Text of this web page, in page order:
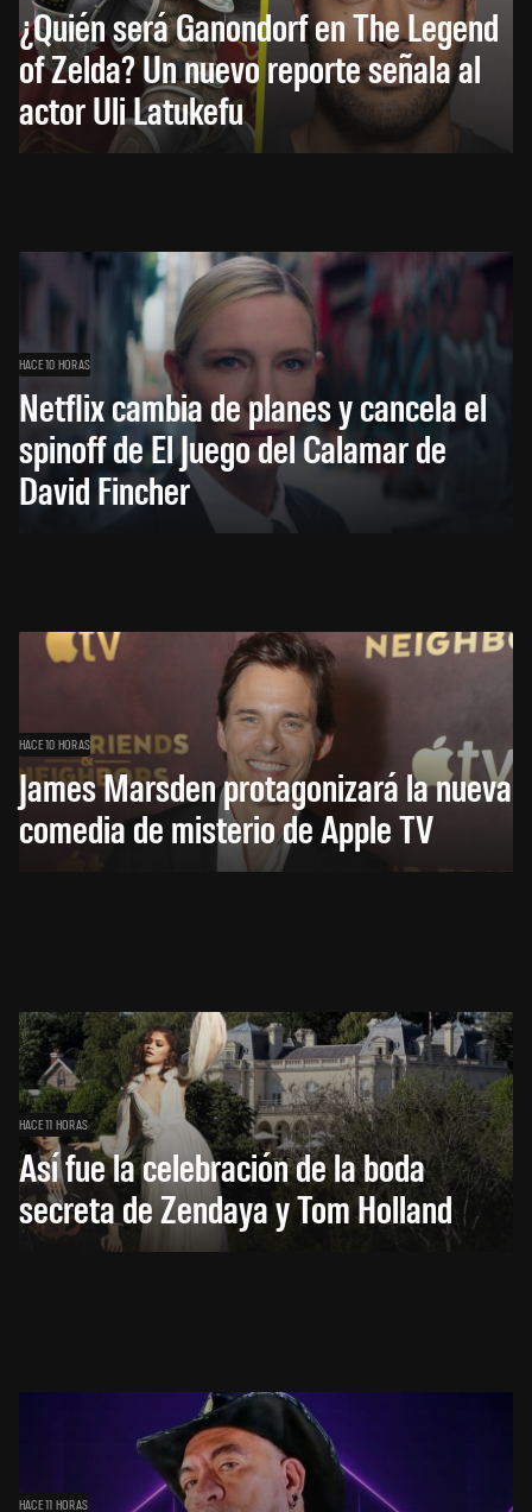
¿Quién será Ganondorf en The Legend
of Zelda? Un nuevo reporte señala al
actor Uli Latukefu
HACE 10 HORAS
Netflix cambia de planes y cancela el
spinoff de El Juego del Calamar de
David Fincher
HACE 10 HORAS
James Marsden protagonizará la nueva
comedia de misterio de Apple TV
HACE 11 HORAS
Así fue la celebración de la boda
secreta de Zendaya y Tom Holland
HACE 11 HORAS